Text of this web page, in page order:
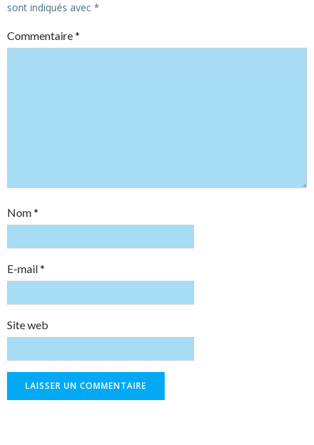
sont indiqués avec *
Commentaire*
Nom*
E-mail*
Site web